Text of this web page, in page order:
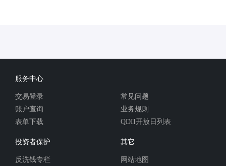
服务中心
交易登录
账户查询
表单下载
常见问题
业务规则
QDII开放日列表
投资者保护
反洗钱专栏
其它
网站地图